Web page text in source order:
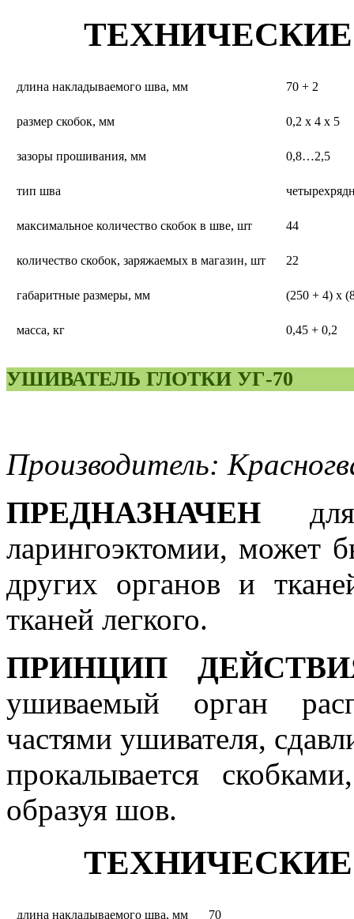
длина накладываемого шва, мм 70 + 2
размер скобок, мм 0,2 х 4 х 5
зазоры прошивания, мм 0,8…2,5
тип шва
максимальное количество скобок в шве, шт 44
количество скобок, заряжаемых в магазин, шт 22
габаритные размеры, мм (250 + 4) х
масса, кг 0,45 + 0,2
УШИВАТЕЛЬ ГЛОТКИ УГ-70
Производитель:
ПРЕДНАЗНАЧЕН для
ларингоэктомии, может
других органов и
тканей легкого.
ПРИНЦИП
ушиваемый орган
частями ушивателя,
прокалывается
образуя шов.
длина накладываемого шва, мм 70